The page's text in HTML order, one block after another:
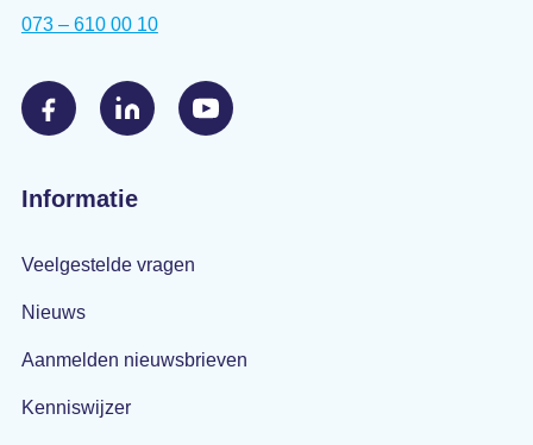
073 – 610 00 10
Informatie
Veelgestelde vragen
Nieuws
Aanmelden nieuwsbrieven
Kenniswijzer